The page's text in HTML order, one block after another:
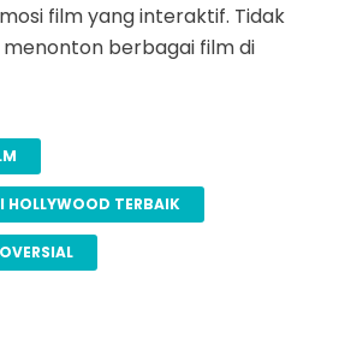
film yang interaktif. Tidak
berbagai film di
HOLLYWOOD TERBAIK